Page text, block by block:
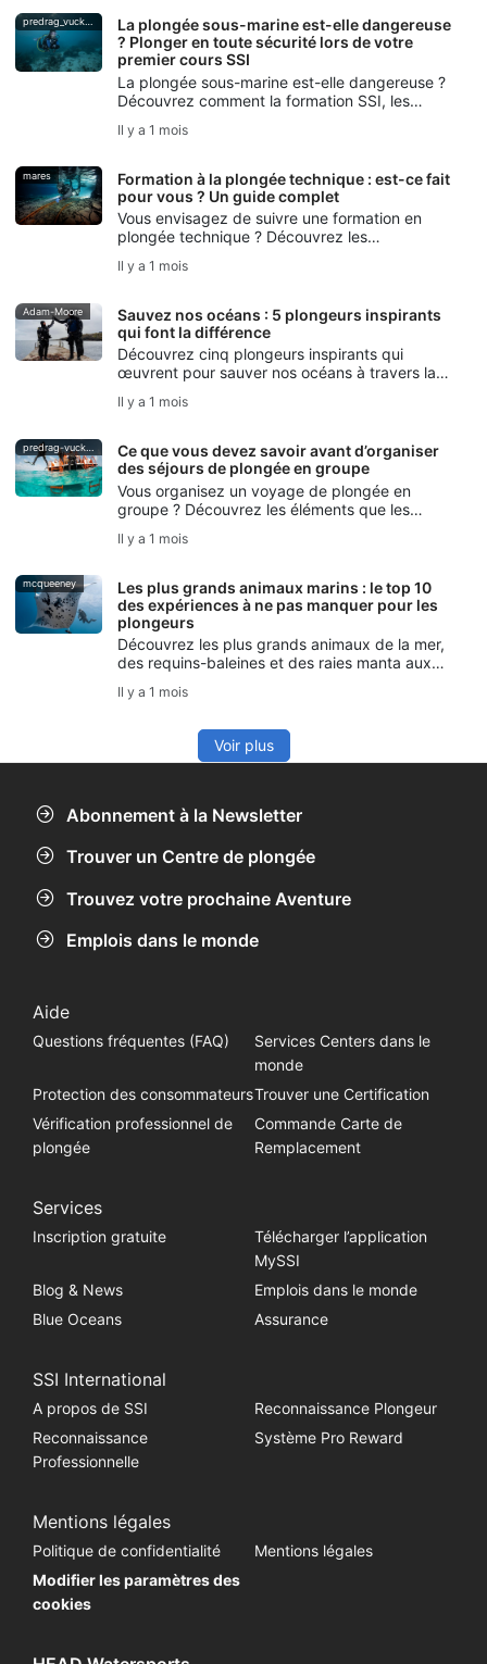
plongée en toute sérénité.
predrag_vuckovic
La plongée sous-marine est-elle dangereuse
? Plonger en toute sécurité lors de votre
premier cours SSI
La plongée sous-marine est-elle dangereuse ?
Découvrez comment la formation SSI, les
contrôles entre équipiers et la couverture
sentir prêts.
Il y a 1 mois
mares
Formation à la plongée technique : est-ce fait
pour vous ? Un guide complet
Vous envisagez de suivre une formation en
plongée technique ? Découvrez les
sécurité indispensables, ainsi que la manière
aide à vous lancer.
Il y a 1 mois
Adam-Moore
Sauvez nos océans : 5 plongeurs inspirants
qui font la différence
Découvrez cinq plongeurs inspirants qui
œuvrent pour sauver nos océans à travers la
protection des océans et l’initiative SSI Blue
Il y a 1 mois
predrag-vuckovic
Ce que vous devez savoir avant d’organiser
des séjours de plongée en groupe
Vous organisez un voyage de plongée en
groupe ? Découvrez les éléments que les
des niveaux de compétence et de la logistique
communication.
Il y a 1 mois
mcqueeney
Les plus grands animaux marins : le top 10
des expériences à ne pas manquer pour les
plongeurs
Découvrez les plus grands animaux de la mer,
des requins-baleines et des raies manta aux
conseils pour vivre des expériences en toute
Il y a 1 mois
Voir plus
Abonnement à la Newsletter
Trouver un Centre de plongée
Trouvez votre prochaine Aventure
Emplois dans le monde
Aide
Questions fréquentes (FAQ)
Services Centers dans le
monde
Protection des consommateursTrouver une Certification
Vérification professionnel de
plongée
Commande Carte de
Remplacement
Services
Inscription gratuite
Télécharger l’application
MySSI
Blog & News
Emplois dans le monde
Blue Oceans
Assurance
SSI International
A propos de SSI
Reconnaissance Plongeur
Reconnaissance
Professionnelle
Système Pro Reward
Mentions légales
Politique de confidentialité
Mentions légales
Modifier les paramètres des
cookies